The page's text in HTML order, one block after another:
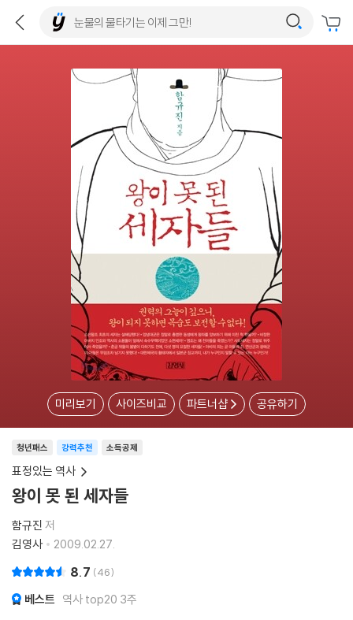
미리보기 사이즈비교 파트너샵 공유하기
소득공제
청년패스 강력추천
표정있는 역사
왕이 못 된 세자들
함규진 저
김영사
2009.02.27.
8.7 46
베스트 역사 top20 3주